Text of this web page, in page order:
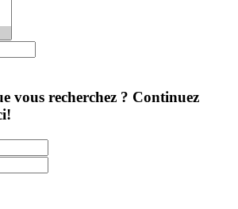
vous recherchez ? Continuez